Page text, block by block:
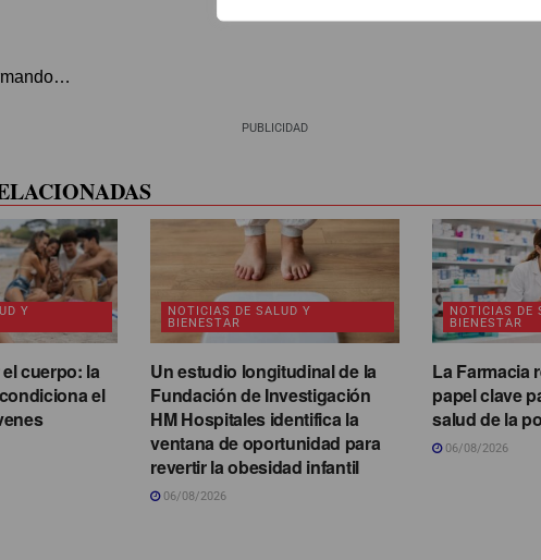
PUBLICIDAD
Y
cuerpo: la
el
NOTICIAS DE SALUD Y
BIENESTAR
Un estudio longitudinal de la
Fundación de Investigación
HM Hospitales identifica la
ventana de oportunidad para
revertir la obesidad infantil
06/08/2026
NOTICIAS DE
BIENESTAR
La Farmacia
papel clave
salud de la
06/08/2026